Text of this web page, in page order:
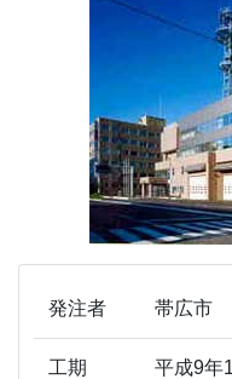
発注者 帯広市
工期 平成9年